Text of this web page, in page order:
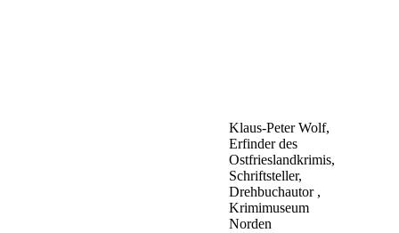
Klaus-Peter Wolf,
Erfinder des
Ostfrieslandkrimis,
Schriftsteller,
Drehbuchautor ,
Krimimuseum
Norden